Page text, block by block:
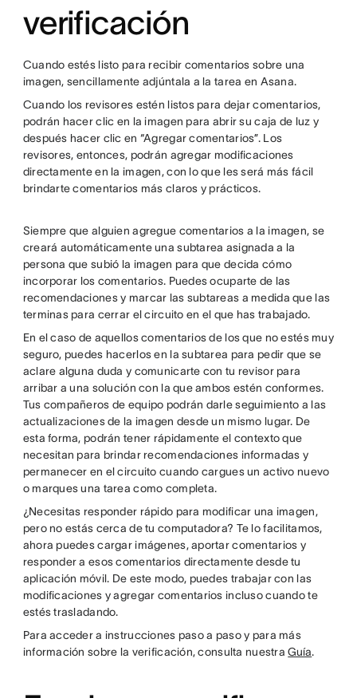
verificación
Cuando estés listo para recibir comentarios sobre una
imagen, sencillamente adjúntala a la tarea en Asana.
Cuando los revisores estén listos para dejar comentarios,
podrán hacer clic en la imagen para abrir su caja de luz y
después hacer clic en “Agregar comentarios”. Los
revisores, entonces, podrán agregar modificaciones
directamente en la imagen, con lo que les será más fácil
brindarte comentarios más claros y prácticos.
Siempre que alguien agregue comentarios a la imagen, se
creará automáticamente una subtarea asignada a la
persona que subió la imagen para que decida cómo
incorporar los comentarios. Puedes ocuparte de las
recomendaciones y marcar las subtareas a medida que las
terminas para cerrar el circuito en el que has trabajado.
En el caso de aquellos comentarios de los que no estés muy
seguro, puedes hacerlos en la subtarea para pedir que se
aclare alguna duda y comunicarte con tu revisor para
arribar a una solución con la que ambos estén conformes.
Tus compañeros de equipo podrán darle seguimiento a las
actualizaciones de la imagen desde un mismo lugar. De
esta forma, podrán tener rápidamente el contexto que
necesitan para brindar recomendaciones informadas y
permanecer en el circuito cuando cargues un activo nuevo
o marques una tarea como completa.
¿Necesitas responder rápido para modificar una imagen,
pero no estás cerca de tu computadora? Te lo facilitamos,
ahora puedes cargar imágenes, aportar comentarios y
responder a esos comentarios directamente desde tu
aplicación móvil. De este modo, puedes trabajar con las
modificaciones y agregar comentarios incluso cuando te
estés trasladando.
Para acceder a instrucciones paso a paso y para más
información sobre la verificación, consulta nuestraGuía.